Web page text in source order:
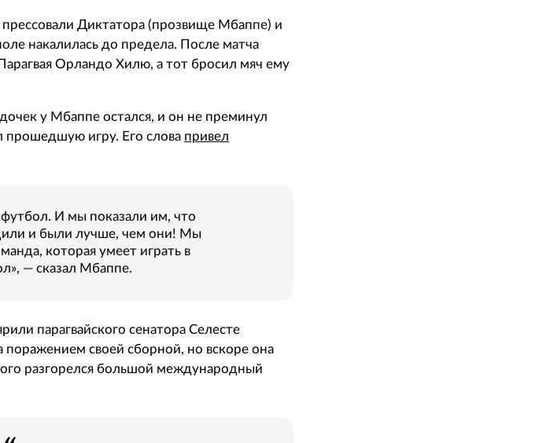
Диктатора (прозвище Мбаппе) и
накалилась до предела. После матча
Орландо Хилю, а тот бросил мяч ему
у Мбаппе остался, и он не преминул
прошедшую игру. Его слова привел
футбол. И мы показали им, что
и были лучше, чем они! Мы
которая умеет играть в
— сказал Мбаппе.
парагвайского сенатора Селесте
своей сборной, но вскоре она
разгорелся большой международный